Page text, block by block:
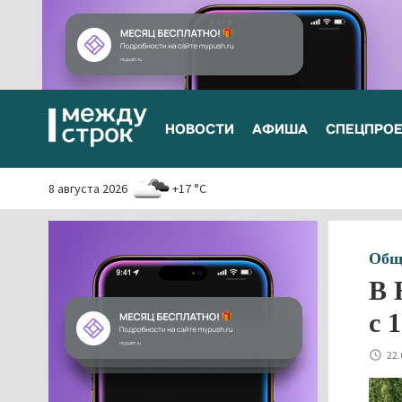
НОВОСТИ АФИША
8 августа 2026 +17 °C
В
с